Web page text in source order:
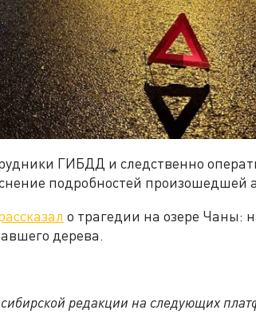
ГИБДД и следственно
подробностей произошедшей
о трагедии на озере Чаны:
дерева.
редакции на следующих